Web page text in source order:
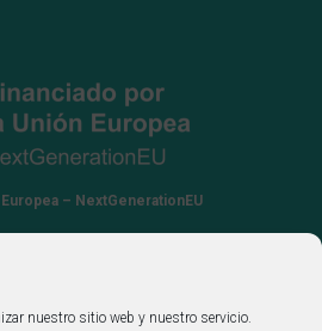
nuestro sitio web y nuestro servicio.
– NextGenerationEU